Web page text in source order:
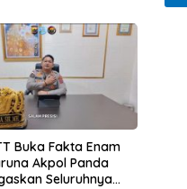
Buka Fakta Enam
Akpol Panda
Seluruhnya